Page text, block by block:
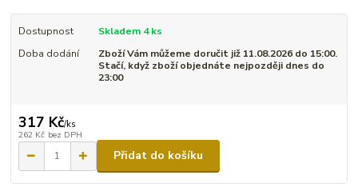
Dostupnost
Skladem 4 ks
Doba dodání
Zboží Vám můžeme doručit již 11.08.2026 do 15:00.
Stačí, když zboží objednáte nejpozději dnes do
23:00
317 Kč/ks
262 Kč bez DPH
Přidat do košíku